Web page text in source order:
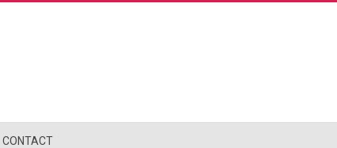
CONTACT